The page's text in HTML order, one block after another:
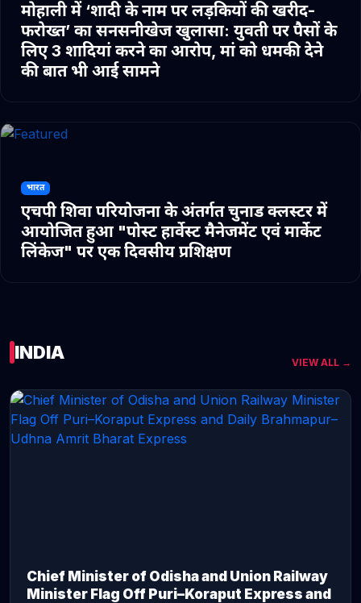
मोहाली में ‘शादी के नाम पर लड़कियों की खरीद-
फरोख्त’ का सनसनीखेज खुलासा: युवती पर पैसों के
लिए 3 शादियां करने का आरोप, मां को धमकी देने
की बात भी आई सामने
भारत
एचपी शिवा परियोजना के अंतर्गत चुनाड क्लस्टर में
आयोजित हुआ "पोस्ट हार्वेस्ट मैनेजमेंट एवं मार्केट
लिंकेज" पर एक दिवसीय प्रशिक्षण
INDIA VIEW ALL →
Chief Minister of Odisha and Union Railway
Minister Flag Off Puri–Koraput Express and